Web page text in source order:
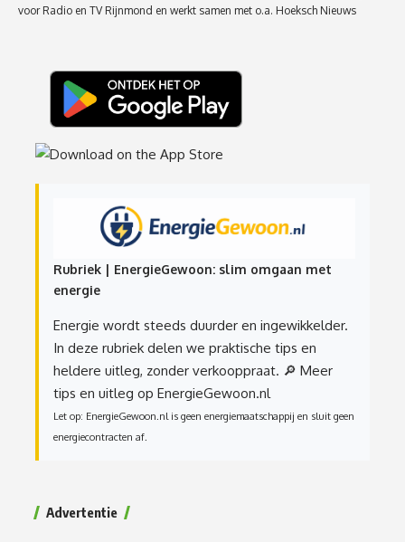
voor Radio en TV Rijnmond en werkt samen met o.a. Hoeksch Nieuws
Rubriek | EnergieGewoon: slim omgaan met
energie
Energie wordt steeds duurder en ingewikkelder.
In deze rubriek delen we praktische tips en
heldere uitleg, zonder verkooppraat. 🔎 Meer
tips en uitleg op EnergieGewoon.nl
Let op: EnergieGewoon.nl is geen energiemaatschappij en sluit geen
energiecontracten af.
Advertentie